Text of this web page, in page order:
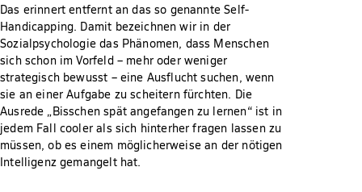
Das erinnert entfernt an das so genannte Self-
Handicapping. Damit bezeichnen wir in der
Sozialpsychologie das Phänomen, dass Menschen
sich schon im Vorfeld – mehr oder weniger
strategisch bewusst – eine Ausflucht suchen, wenn
sie an einer Aufgabe zu scheitern fürchten. Die
Ausrede „Bisschen spät angefangen zu lernen“ ist in
jedem Fall cooler als sich hinterher fragen lassen zu
müssen, ob es einem möglicherweise an der nötigen
Intelligenz gemangelt hat.